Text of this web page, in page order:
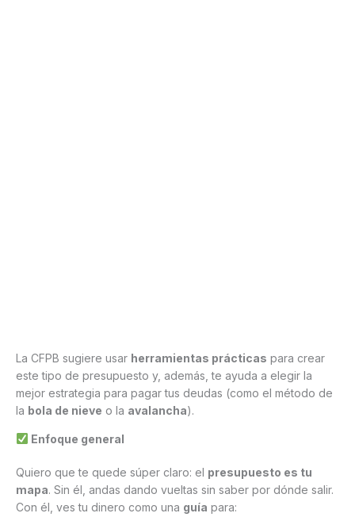
La CFPB sugiere usar herramientas prácticas para crear
este tipo de presupuesto y, además, te ayuda a elegir la
mejor estrategia para pagar tus deudas (como el método de
la bola de nieve o la avalancha).
Enfoque general
Quiero que te quede súper claro: el presupuesto es tu
mapa. Sin él, andas dando vueltas sin saber por dónde salir.
Con él, ves tu dinero como una guía para: